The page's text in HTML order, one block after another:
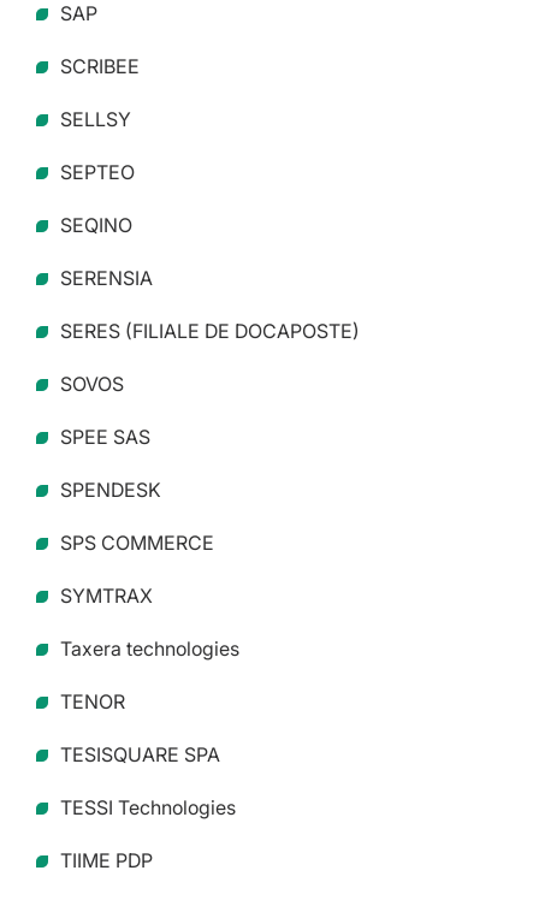
SAP
SCRIBEE
SELLSY
SEPTEO
SEQINO
SERENSIA
SERES (FILIALE DE DOCAPOSTE)
SOVOS
SPEE SAS
SPENDESK
SPS COMMERCE
SYMTRAX
Taxera technologies
TENOR
TESISQUARE SPA
TESSI Technologies
TIIME PDP